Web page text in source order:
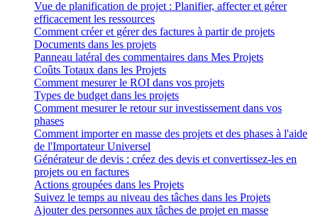
Vue de planification de projet : Planifier, affecter et gérer
efficacement les ressources
Comment créer et gérer des factures à partir de projets
Documents dans les projets
Panneau latéral des commentaires dans Mes Projets
Coûts Totaux dans les Projets
Comment mesurer le ROI dans vos projets
Types de budget dans les projets
Comment mesurer le retour sur investissement dans vos
phases
Comment importer en masse des projets et des phases à l'aide
de l'Importateur Universel
Générateur de devis : créez des devis et convertissez-les en
projets ou en factures
Actions groupées dans les Projets
Suivez le temps au niveau des tâches dans les Projets
Ajouter des personnes aux tâches de projet en masse